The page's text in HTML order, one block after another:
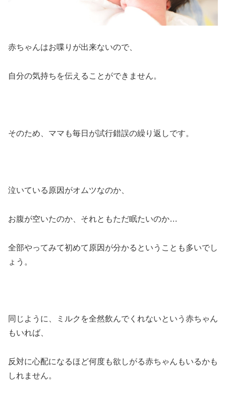
赤ちゃんはお喋りが出来ないので、
自分の気持ちを伝えることができません。
そのため、ママも毎日が試行錯誤の繰り返しです。
泣いている原因がオムツなのか、
お腹が空いたのか、それともただ眠たいのか…
全部やってみて初めて原因が分かるということも多いでし
ょう。
同じように、ミルクを全然飲んでくれないという赤ちゃん
もいれば、
反対に心配になるほど何度も欲しがる赤ちゃんもいるかも
しれません。